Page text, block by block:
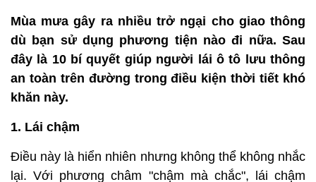
Mùa mưa gây ra nhiều trở ngại cho giao thông
dù bạn sử dụng phương tiện nào đi nữa. Sau
đây là 10 bí quyết giúp người lái ô tô lưu thông
an toàn trên đường trong điều kiện thời tiết khó
khăn này.
1. Lái chậm
Điều này là hiển nhiên nhưng không thể không nhắc
lại. Với phương châm "chậm mà chắc", lái chậm